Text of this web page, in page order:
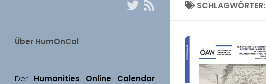
SCHLAGWÖRTER:
Über HumOnCal
Der